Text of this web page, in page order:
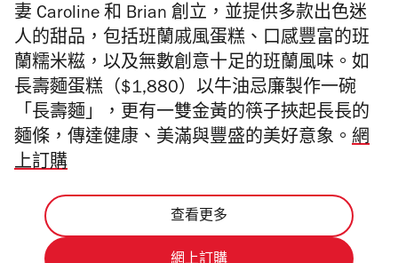
妻 Caroline 和 Brian 創立，並提供多款出色迷
人的甜品，包括班蘭戚風蛋糕、口感豐富的班
蘭糯米糍，以及無數創意十足的班蘭風味。如
長壽麵蛋糕（$1,880）以牛油忌廉製作一碗
「長壽麵」，更有一雙金黃的筷子挾起長長的
麵條，傳達健康、美滿與豐盛的美好意象。 網
上訂購
查看更多
網上訂購